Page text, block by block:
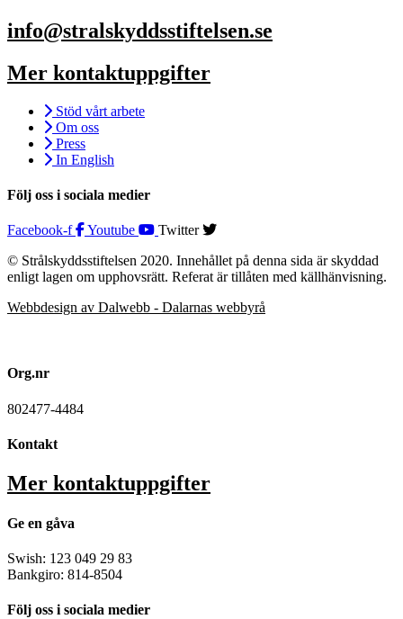
info@stralskyddsstiftelsen.se
Mer kontaktuppgifter
Stöd vårt arbete
Om oss
Press
In English
Följ oss i sociala medier
Facebook-f Youtube
Twitter
© Strålskyddsstiftelsen 2020. Innehållet på denna sida är skyddad
enligt lagen om upphovsrätt. Referat är tillåten med källhänvisning.
Webbdesign av Dalwebb - Dalarnas webbyrå
Org.nr
802477-4484
Kontakt
Mer kontaktuppgifter
Ge en gåva
Swish: 123 049 29 83
Bankgiro: 814-8504
Följ oss i sociala medier